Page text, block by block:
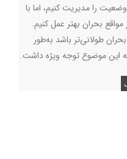
را مدیریت کنیم، اما با
بحران بهتر عمل کنیم.
طولانی‌تر باشد به‌طور
این موضوع توجه ویژه داشت.